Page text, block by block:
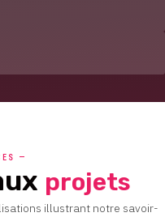
—
projets
illustrant notre savoir-